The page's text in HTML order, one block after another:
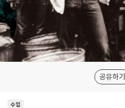
공유하기
수입